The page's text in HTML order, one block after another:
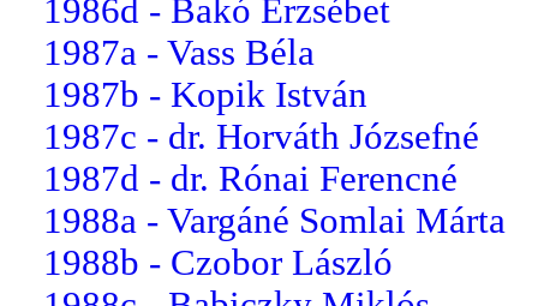
1986d - Bakó Erzsébet
1987a - Vass Béla
1987b - Kopik István
1987c - dr. Horváth Józsefné
1987d - dr. Rónai Ferencné
1988a - Vargáné Somlai Márta
1988b - Czobor László